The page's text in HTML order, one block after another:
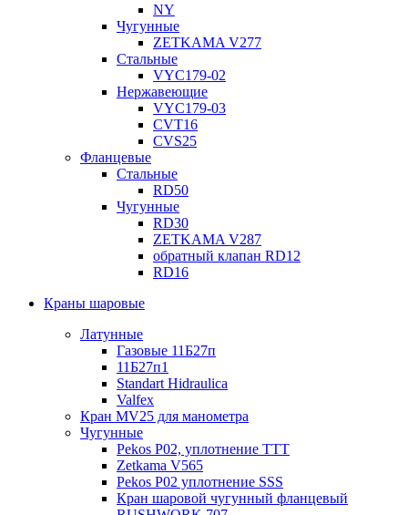
NY
Чугунные
ZETKAMA V277
Стальные
VYC179-02
Нержавеющие
VYC179-03
CVT16
CVS25
Фланцевые
Стальные
RD50
Чугунные
RD30
ZETKAMA V287
обратный клапан RD12
RD16
Краны шаровые
Латунные
Газовые 11Б27п
11Б27п1
Standart Hidraulica
Valfex
Кран MV25 для манометра
Чугунные
Pekos P02, уплотнение ТТТ
Zetkama V565
Pekos P02 уплотнение SSS
Кран шаровой чугунный фланцевый